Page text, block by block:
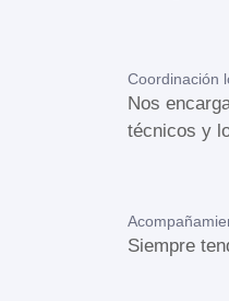
Coordinación
Nos
técnicos y
Siempre